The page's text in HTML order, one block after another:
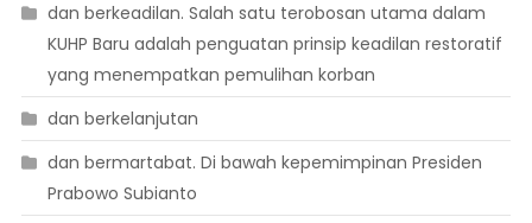
dan berkeadilan. Salah satu terobosan utama dalam
KUHP Baru adalah penguatan prinsip keadilan restoratif
yang menempatkan pemulihan korban
dan berkelanjutan
dan bermartabat. Di bawah kepemimpinan Presiden
Prabowo Subianto